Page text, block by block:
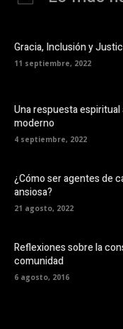
Gracia, Inclusión y
11 septiembre, 2022
Una respuesta
moderno
4 septiembre, 2022
¿Cómo ser agentes de
ansiosa?
21 agosto, 2022
Reflexiones sobre la
comunidad
6 agosto, 2016